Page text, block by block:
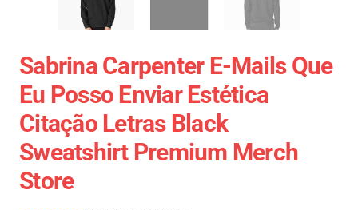
Sabrina Carpenter E-Mails Que
Eu Posso Enviar Estética
Citação Letras Black
Sweatshirt Premium Merch
Store